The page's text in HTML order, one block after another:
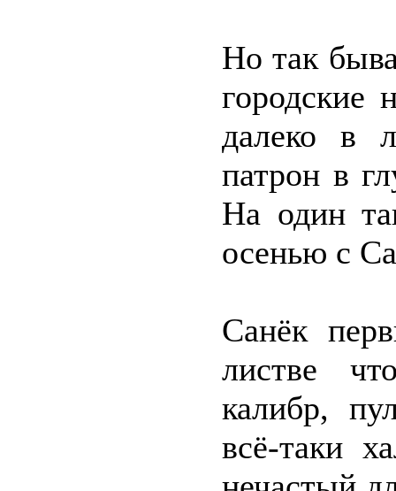
Но так
городские
далеко в
патрон в
На один
осенью с
Санёк
листве
калибр,
всё-таки